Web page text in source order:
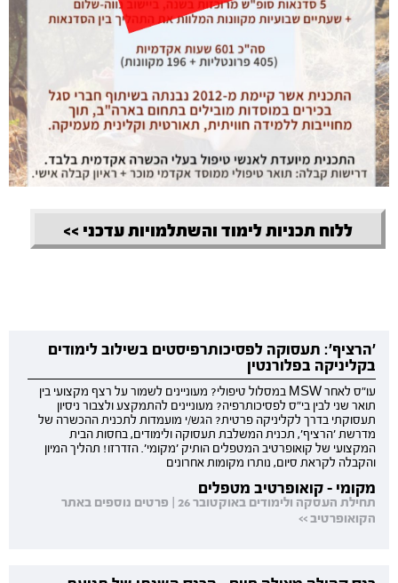
ללוח תכניות לימוד והשתלמויות עדכני >>
'הרציף': תעסוקה לפסיכותרפיסטים בשילוב לימודים
בקליניקה בפלורנטין
עו"ס לאחר MSW במסלול טיפולי? מעוניינים לשמור על רצף מקצועי בין
תואר שני לבין בי"ס לפסיכותרפיה? מעוניינים להתמקצע ולצבור ניסיון
תעסוקתי בדרך לקליניקה פרטית? הגש/י מועמדות לתכנית ההכשרה של
מדרשת 'הרציף', תכנית המשלבת תעסוקה ולימודים, בחסות הבית
המקצועי של קואופרטיב המטפלים הותיק 'מקומי'. הזדרזו! תהליך המיון
והקבלה לקראת סיום, נותרו מקומות אחרונים
מקומי - קואופרטיב מטפלים
תחילת העסקה ולימודים באוקטובר 26 | פרטים נוספים באתר
הקואופרטיב >>